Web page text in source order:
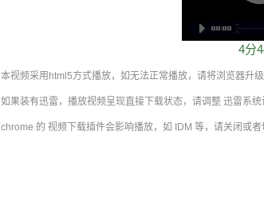
4分
本视频采用html5方式播放，如无法正常播放，请将浏览器升
如果装有迅雷，播放视频呈现直接下载状态，请调整 迅雷系
chrome 的 视频下载插件会影响播放，如 IDM 等，请关闭或